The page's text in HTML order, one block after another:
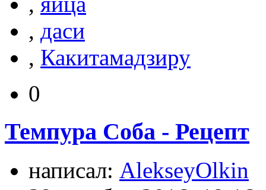
, даси
, Какитамадзиру
0
Темпура Соба - Рецепт
написал: AlekseyOlkin